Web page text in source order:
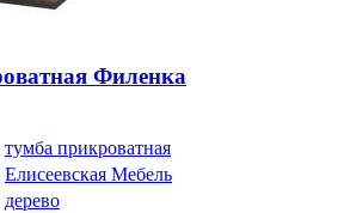
Филенка
тумба прикроватная
Елисеевская Мебель
дерево